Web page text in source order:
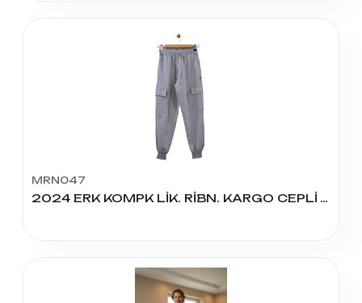
MRN047
2024 ERK KOMPK LİK. RİBN. KARGO CEPLİ ALT